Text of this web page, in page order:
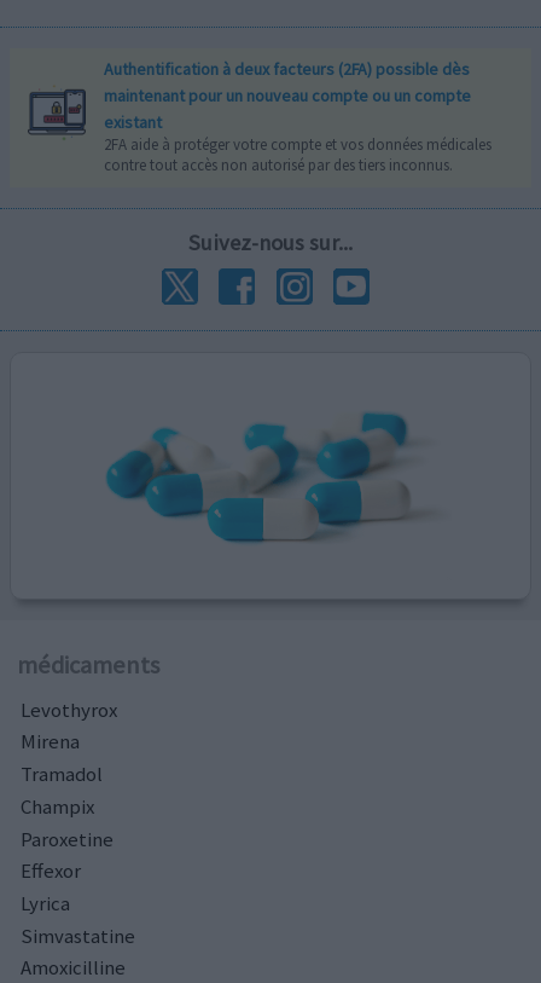
Authentification à deux facteurs (2FA) possible dès
maintenant pour un nouveau compte ou un compte
existant
2FA aide à protéger votre compte et vos données médicales
contre tout accès non autorisé par des tiers inconnus.
Suivez-nous sur...
médicaments
Levothyrox
Mirena
Tramadol
Champix
Paroxetine
Effexor
Lyrica
Simvastatine
Amoxicilline